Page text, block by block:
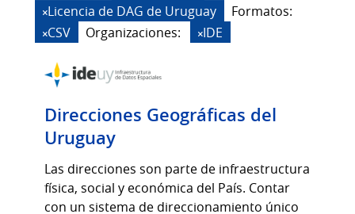
Licencia de DAG de Uruguay
Formatos:
CSV
Organizaciones: IDE
Direcciones Geográficas del
Uruguay
Las direcciones son parte de infraestructura
física, social y económica del País. Contar
con un sistema de direccionamiento único